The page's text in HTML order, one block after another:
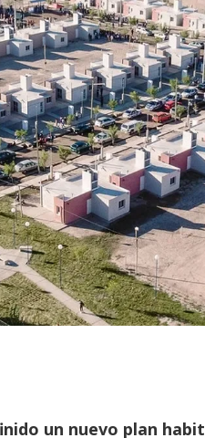
un nuevo plan